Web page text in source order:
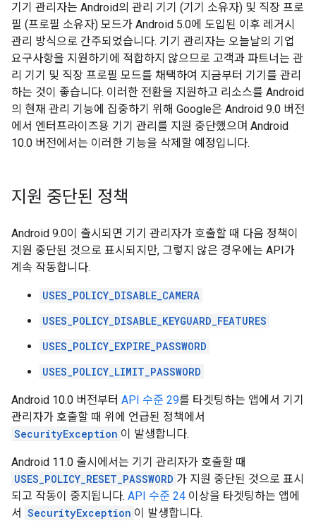
기기 관리자는 Android의 관리 기기 (기기 소유자) 및 직장 프로
필 (프로필 소유자) 모드가 Android 5.0에 도입된 이후 레거시
관리 방식으로 간주되었습니다. 기기 관리자는 오늘날의 기업
요구사항을 지원하기에 적합하지 않으므로 고객과 파트너는 관
리 기기 및 직장 프로필 모드를 채택하여 지금부터 기기를 관리
하는 것이 좋습니다. 이러한 전환을 지원하고 리소스를 Android
의 현재 관리 기능에 집중하기 위해 Google은 Android 9.0 버전
에서 엔터프라이즈용 기기 관리를 지원 중단했으며 Android
10.0 버전에서는 이러한 기능을 삭제할 예정입니다.
지원 중단된 정책
Android 9.0이 출시되면 기기 관리자가 호출할 때 다음 정책이
지원 중단된 것으로 표시되지만, 그렇지 않은 경우에는 API가
계속 작동합니다.
USES_POLICY_DISABLE_CAMERA
USES_POLICY_DISABLE_KEYGUARD_FEATURES
USES_POLICY_EXPIRE_PASSWORD
USES_POLICY_LIMIT_PASSWORD
Android 10.0 버전부터 API 수준 29를 타겟팅하는 앱에서 기기
관리자가 호출할 때 위에 언급된 정책에서
SecurityException 이 발생합니다.
Android 11.0 출시에서는 기기 관리자가 호출할 때
USES_POLICY_RESET_PASSWORD 가 지원 중단된 것으로 표시
되고 작동이 중지됩니다. API 수준 24 이상을 타겟팅하는 앱에
서 SecurityException 이 발생합니다.